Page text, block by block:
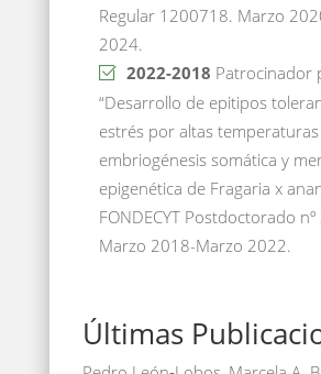
Regular 1200718. Marzo
2024.
2022-2018 Patrocinador
“Desarrollo de epitipos
estrés por altas
embriogénesis somática y
epigenética de Fragaria x
FONDECYT Postdoctorado
Marzo 2018-Marzo 2022.
Últimas